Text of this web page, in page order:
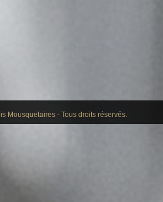
Mousquetaires - Tous droits réservés.